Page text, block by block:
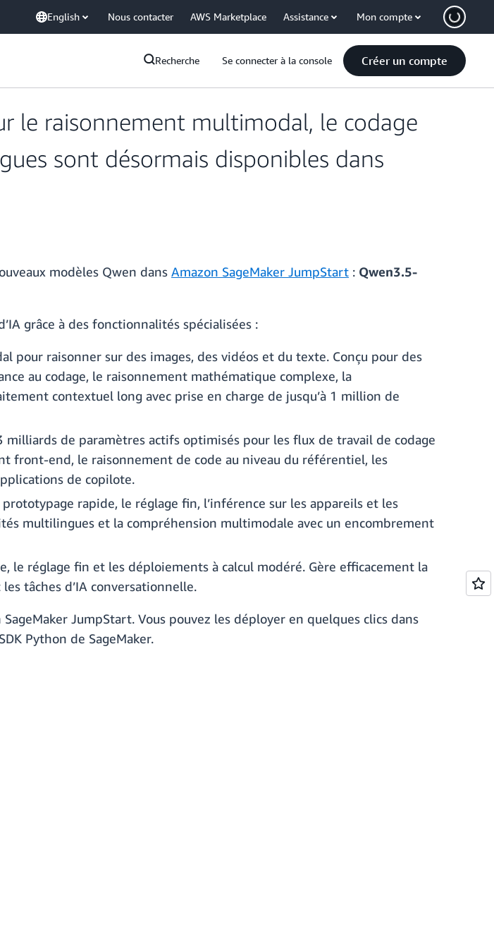
English Nous contacter AWS Marketplace Assistance Mon compte
Recherche Se connecter à la console Créer un compte
le raisonnement multimodal, le codage
sont désormais disponibles dans
modèles Qwen dans Amazon SageMaker JumpStart : Qwen3.5-
grâce à des fonctionnalités spécialisées :
pour raisonner sur des images, des vidéos et du texte. Conçu pour des
au codage, le raisonnement mathématique complexe, la
contextuel long avec prise en charge de jusqu’à 1 million de
milliards de paramètres actifs optimisés pour les flux de travail de codage
front-end, le raisonnement de code au niveau du référentiel, les
de copilote.
rapide, le réglage fin, l’inférence sur les appareils et les
multilingues et la compréhension multimodale avec un encombrement
le réglage fin et les déploiements à calcul modéré. Gère efficacement la
tâches d’IA conversationnelle.
JumpStart. Vous pouvez les déployer en quelques clics dans
Python de SageMaker.